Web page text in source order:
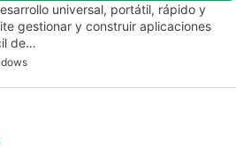
universal, portátil, rápido y
gestionar y construir aplicaciones
de…